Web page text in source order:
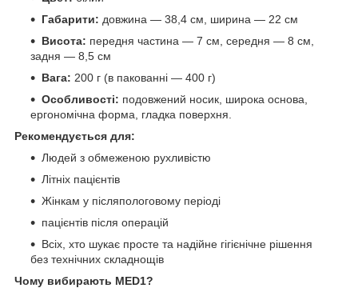
Габарити: довжина — 38,4 см, ширина — 22 см
Висота: передня частина — 7 см, середня — 8 см,
задня — 8,5 см
Вага: 200 г (в пакованні — 400 г)
Особливості: подовжений носик, широка основа,
ергономічна форма, гладка поверхня.
Рекомендується для:
Людей з обмеженою рухливістю
Літніх пацієнтів
Жінкам у післяпологовому періоді
пацієнтів після операцій
Всіх, хто шукає просте та надійне гігієнічне рішення
без технічних складнощів
Чому вибирають MED1?